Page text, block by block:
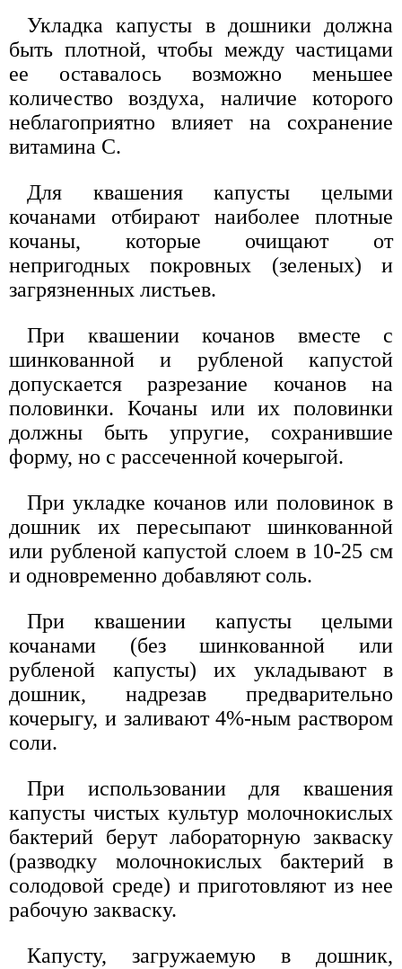
Укладка капусты в дошники должна
быть плотной, чтобы между частицами
ее оставалось возможно меньшее
количество воздуха, наличие которого
неблагоприятно влияет на сохранение
витамина С.
Для квашения капусты целыми
кочанами отбирают наиболее плотные
кочаны, которые очищают от
непригодных покровных (зеленых) и
загрязненных листьев.
При квашении кочанов вместе с
шинкованной и рубленой капустой
допускается разрезание кочанов на
половинки. Кочаны или их половинки
должны быть упругие, сохранившие
форму, но с рассеченной кочерыгой.
При укладке кочанов или половинок в
дошник их пересыпают шинкованной
или рубленой капустой слоем в 10-25 см
и одновременно добавляют соль.
При квашении капусты целыми
кочанами (без шинкованной или
рубленой капусты) их укладывают в
дошник, надрезав предварительно
кочерыгу, и заливают 4%-ным раствором
соли.
При использовании для квашения
капусты чистых культур молочнокислых
бактерий берут лабораторную закваску
(разводку молочнокислых бактерий в
солодовой среде) и приготовляют из нее
рабочую закваску.
Капусту, загружаемую в дошник,